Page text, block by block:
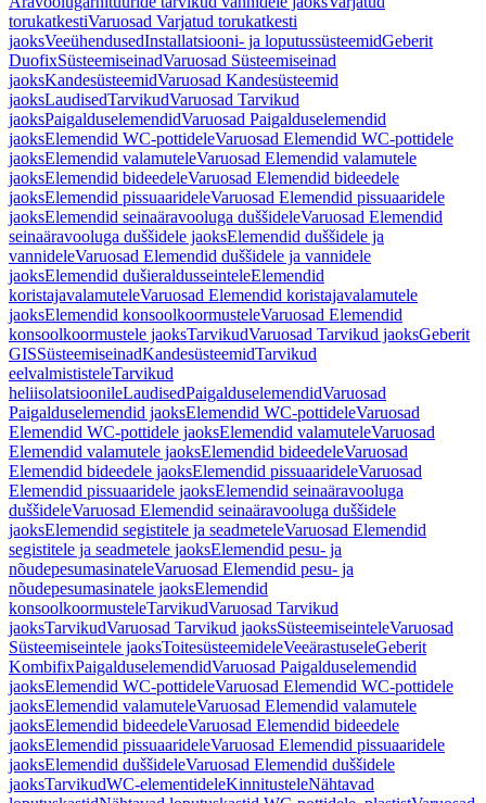
torukatkestiVaruosad Varjatud torukatkesti
jaoksVeeühendusedInstallatsiooni- ja loputussüsteemidGeberit
DuofixSüsteemiseinadVaruosad Süsteemiseinad
jaoksKandesüsteemidVaruosad Kandesüsteemid
jaoksLaudisedTarvikudVaruosad Tarvikud
jaoksPaigalduselemendidVaruosad Paigalduselemendid
jaoksElemendid WC-pottideleVaruosad Elemendid WC-pottidele
jaoksElemendid valamuteleVaruosad Elemendid valamutele
jaoksElemendid bideedeleVaruosad Elemendid bideedele
jaoksElemendid pissuaarideleVaruosad Elemendid pissuaaridele
jaoksElemendid seinaäravooluga duššideleVaruosad Elemendid
seinaäravooluga duššidele jaoksElemendid duššidele ja
vannideleVaruosad Elemendid duššidele ja vannidele
jaoksElemendid dušieraldusseinteleElemendid
koristajavalamuteleVaruosad Elemendid koristajavalamutele
jaoksElemendid konsoolkoormusteleVaruosad Elemendid
konsoolkoormustele jaoksTarvikudVaruosad Tarvikud jaoksGeberit
GISSüsteemiseinadKandesüsteemidTarvikud
eelvalmististeleTarvikud
heliisolatsioonileLaudisedPaigalduselemendidVaruosad
Paigalduselemendid jaoksElemendid WC-pottideleVaruosad
Elemendid WC-pottidele jaoksElemendid valamuteleVaruosad
Elemendid valamutele jaoksElemendid bideedeleVaruosad
Elemendid bideedele jaoksElemendid pissuaarideleVaruosad
Elemendid pissuaaridele jaoksElemendid seinaäravooluga
duššideleVaruosad Elemendid seinaäravooluga duššidele
jaoksElemendid segistitele ja seadmeteleVaruosad Elemendid
segistitele ja seadmetele jaoksElemendid pesu- ja
nõudepesumasinateleVaruosad Elemendid pesu- ja
nõudepesumasinatele jaoksElemendid
konsoolkoormusteleTarvikudVaruosad Tarvikud
jaoksTarvikudVaruosad Tarvikud jaoksSüsteemiseinteleVaruosad
Süsteemiseintele jaoksToitesüsteemideleVeeärastuseleGeberit
KombifixPaigalduselemendidVaruosad Paigalduselemendid
jaoksElemendid WC-pottideleVaruosad Elemendid WC-pottidele
jaoksElemendid valamuteleVaruosad Elemendid valamutele
jaoksElemendid bideedeleVaruosad Elemendid bideedele
jaoksElemendid pissuaarideleVaruosad Elemendid pissuaaridele
jaoksElemendid duššideleVaruosad Elemendid duššidele
jaoksTarvikudWC-elementideleKinnitusteleNähtavad